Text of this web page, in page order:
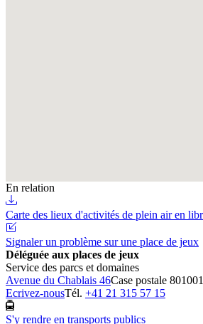
En relation
Carte des lieux d'activités de plein air en
Signaler un problème sur une place de jeux
Déléguée aux places de jeux
Service des parcs et domaines
Avenue du Chablais 46Case postale 80
Ecrivez-nousTél. +41 21 315 57 15
S'y rendre en transports publics